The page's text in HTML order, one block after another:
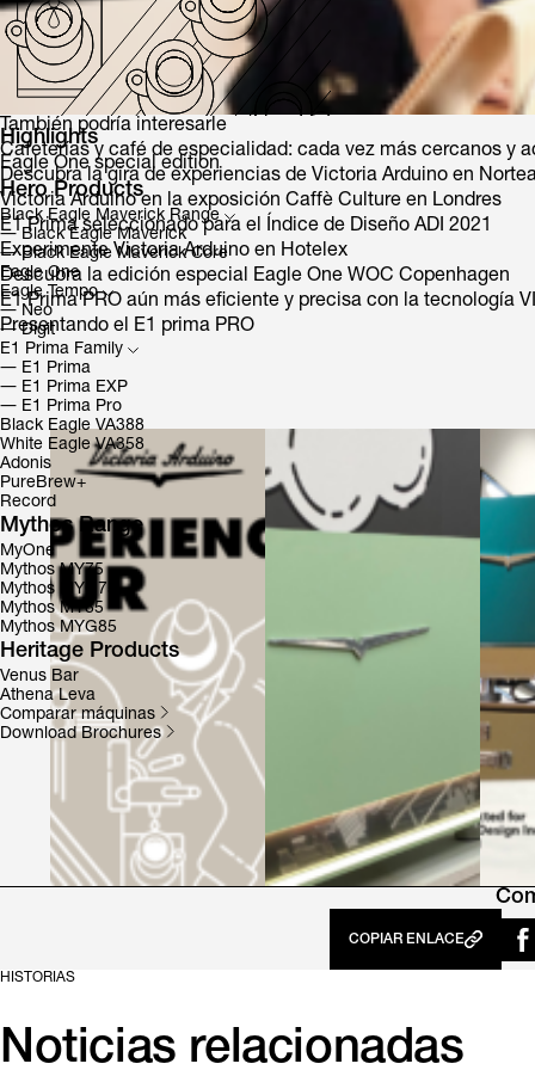
Highlights
Eagle One special edition
Hero Products
Black Eagle Maverick Range
―Black Eagle Maverick
―Black Eagle Maverick Core
Eagle One
Eagle Tempo
― Neo
―Digit
E1 Prima Family
― E1 Prima
― E1 Prima EXP
― E1 Prima Pro
Black Eagle VA388
White Eagle VA358
Adonis
PureBrew+
Record
Mythos Range
MyOne
Mythos MY75
Mythos MYG75
Mythos MY85
Mythos MYG85
Heritage Products
Venus Bar
Athena Leva
Comparar máquinas
Download Brochures
También podría interesarle
Cafeterías y café de especialidad: cada vez más cercanos y
Descubra la gira de experiencias de Victoria Arduino en
Victoria Arduino en la exposición Caffè Culture en Londres
E1 Prima seleccionado para el Índice de Diseño ADI 2021
Experimente Victoria Arduino en Hotelex
Descubra la edición especial Eagle One WOC Copenhagen
E1 Prima PRO aún más eficiente y precisa con la tecnología
Presentando el E1 prima PRO
COPIAR ENLACE
HISTORIAS
Noticias relacionadas